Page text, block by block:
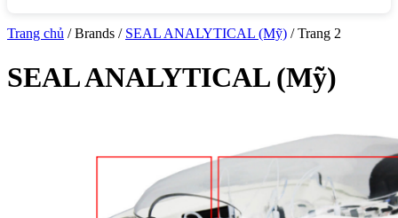
Trang chủ / Brands / SEAL ANALYTICAL (Mỹ) / Trang 2
SEAL ANALYTICAL (Mỹ)